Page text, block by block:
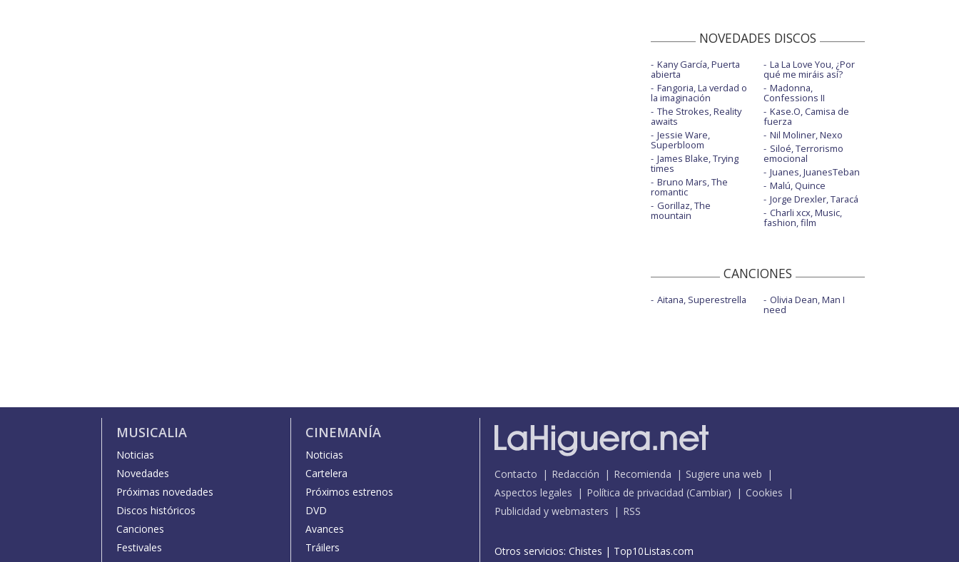
NOVEDADES DISCOS
Kany García, Puerta
abierta
Fangoria, La verdad o
la imaginación
The Strokes, Reality
awaits
Jessie Ware,
Superbloom
James Blake, Trying
times
Bruno Mars, The
romantic
Gorillaz, The
mountain
La La Love You, ¿Por
qué me miráis así?
Madonna,
Confessions II
Kase.O, Camisa de
fuerza
Nil Moliner, Nexo
Siloé, Terrorismo
emocional
Juanes, JuanesTeban
Malú, Quince
Jorge Drexler, Taracá
Charli xcx, Music,
fashion, film
CANCIONES
Aitana, Superestrella Olivia Dean, Man I
need
MUSICALIA
Noticias
Novedades
Próximas novedades
Discos históricos
Canciones
Festivales
CINEMANÍA
Noticias
Cartelera
Próximos estrenos
DVD
Avances
Tráilers
Contacto Redacción Recomienda
Sugiere una web
Aspectos legales
Política de privacidad (Cambiar)
Cookies
Publicidad y webmasters
RSS
Otros servicios: Chistes | Top10Listas.com